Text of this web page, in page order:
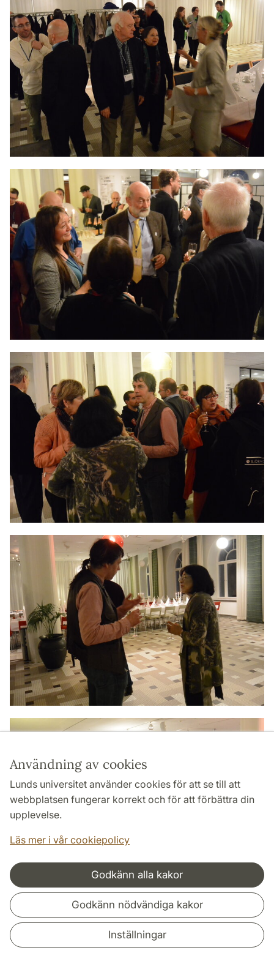
Användning av cookies
Lunds universitet använder cookies för att se till att
webbplatsen fungerar korrekt och för att förbättra din
upplevelse.
Läs mer i vår cookiepolicy
Godkänn alla kakor
Godkänn nödvändiga kakor
Inställningar